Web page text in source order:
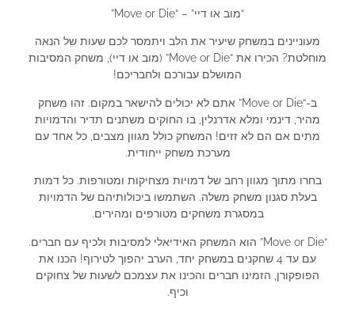
“מוב או דיי” – “Move or Die”
מעוניינים במשחק שיעיר את הלב ויתמסר לכם שעות של הנאה
מוחלטת? הכירו את “Move or Die” (מוב או דיי), משחק המסיבות
המושלם עבורכם ולחבריכם!
ב-“Move or Die” אתם לא יכולים להישאר במקום. זהו משחק
מהיר, דינמי ומלא אדרנלין, בו החוקים משתנים תדיר והדמויות
מתים אם הם לא זזים! המשחק כולל מגוון מצבים, כל אחד עם
מערכת משחק ייחודית.
בחרו מתוך מגוון רחב של דמויות מצחיקות ומטורפות. כל דמות
בעלת סגנון משחק משלה. השתמשו ביכולותיהם של הדמויות
במסגרת משחקים מטורפים ומהירים.
“Move or Die” הוא המשחק האידיאלי למסיבות ולכיף עם חברים.
עם עד 4 שחקנים במשחק יחד, הערב יהפוך לטירוף! הכנו את
הפופקורן, הזמינו חברים והכינו את עצמכם לשעות של צחוקים
וכיף.